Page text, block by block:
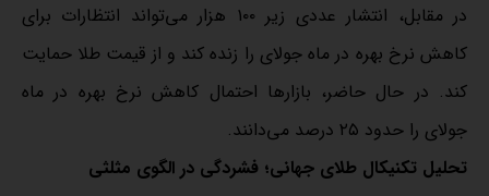
در مقابل، انتشار عددی زیر ۱۰۰ هزار می‌تواند انتظارات برای
کاهش نرخ بهره در ماه جولای را زنده کند و از قیمت طلا حمایت
کند. در حال حاضر، بازارها احتمال کاهش نرخ بهره در ماه
جولای را حدود ۲۵ درصد می‌دانند.
تحلیل تکنیکال طلای جهانی؛ فشردگی در الگوی مثلثی